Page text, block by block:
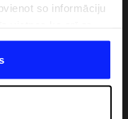
so informāciju
pakalpojumus. Ar
personas datus
kadā tiek rādīta
risinajumus